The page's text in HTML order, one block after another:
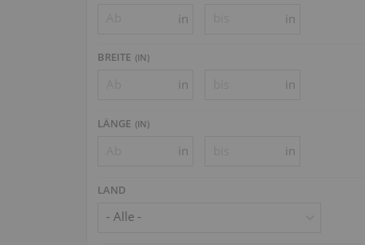
in in
BREITE (IN)
in in
LÄNGE (IN)
in in
LAND
- Alle -